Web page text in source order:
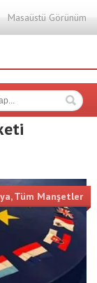
Masaüstü Görünüm
,Tüm Manşetler